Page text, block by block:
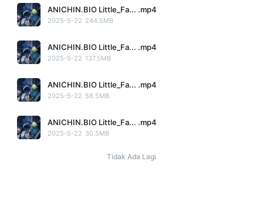
ANICHIN.BIO Little_Fa... .mp4
2025-5-22 244.5MB
ANICHIN.BIO Little_Fa... .mp4
2025-5-22 137.5MB
ANICHIN.BIO Little_Fa... .mp4
2025-5-22 58.5MB
ANICHIN.BIO Little_Fa... .mp4
2025-5-22 30.5MB
Tidak Ada Lagi